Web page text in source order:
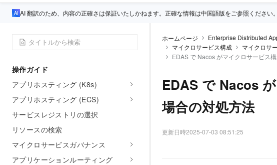
AI 翻訳のため、内容の正確さは保証いたしかねます。正確な情報は中国語版をご参照ください。
ンのデプロイ
ンのデプロイ
操作ガイド
アプリホスティング (K8s)
アプリホスティング (ECS)
サービスレジストリの選択
リソースの検索
マイクロサービスガバナンス
アプリケーションルーティング
ホームページ Enterprise Distributed
マイクロサービス構成
マイクロサ
EDAS で Nacos がマイクロサービス
EDAS で Nacos
場合の対処方法
更新日時2025-07-03 08:51:25